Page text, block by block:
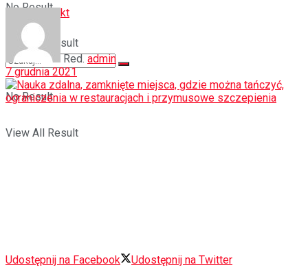
No Result
View All Result
Kontakt
No Result
View All Result
Red. admin
7 grudnia 2021
Udostępnij na Facebook
Udostępnij na Twitter